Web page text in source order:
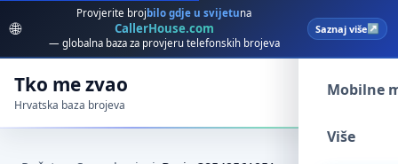
🌐
Provjerite broj bilo gdje u svijetuna
CallerHouse.com
— globalna baza za provjeru telefonskih brojeva
Saznaj više
Tko me zvao
Hrvatska baza brojeva
Spam
Mobilne
Više